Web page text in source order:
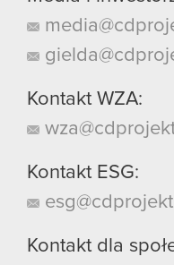
Kontakt WZA:
Kontakt ESG:
Kontakt dla